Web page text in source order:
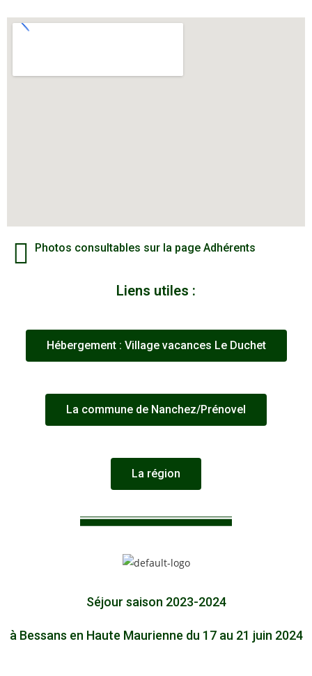
Photos consultables sur la page Adhérents
Liens utiles :
Hébergement : Village vacances Le Duchet
La commune de Nanchez/Prénovel
La région
Séjour saison 2023-2024
à Bessans en Haute Maurienne du 17 au 21 juin 2024